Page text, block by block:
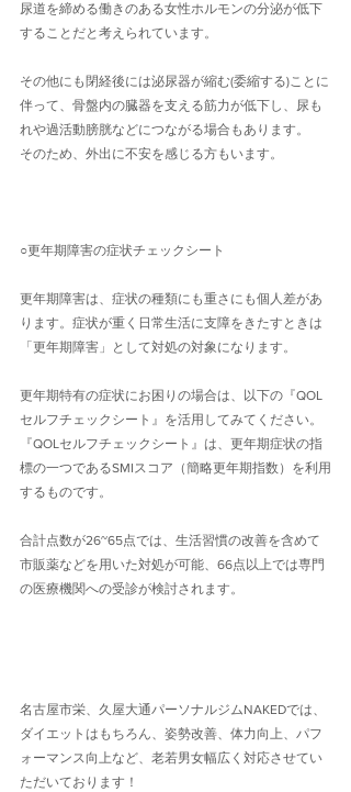
尿道を締める働きのある女性ホルモンの分泌が低下
することだと考えられています。
その他にも閉経後には泌尿器が縮む(委縮する)ことに
伴って、骨盤内の臓器を支える筋力が低下し、尿も
れや過活動膀胱などにつながる場合もあります。
そのため、外出に不安を感じる方もいます。
○更年期障害の症状チェックシート
更年期障害は、症状の種類にも重さにも個人差があ
ります。症状が重く日常生活に支障をきたすときは
「更年期障害」として対処の対象になります。
更年期特有の症状にお困りの場合は、以下の『QOL
セルフチェックシート』を活用してみてください。
『QOLセルフチェックシート』は、更年期症状の指
標の一つであるSMIスコア（簡略更年期指数）を利用
するものです。
合計点数が26~65点では、生活習慣の改善を含めて
市販薬などを用いた対処が可能、66点以上では専門
の医療機関への受診が検討されます。
名古屋市栄、久屋大通パーソナルジムNAKEDでは、
ダイエットはもちろん、姿勢改善、体力向上、パフ
ォーマンス向上など、老若男女幅広く対応させてい
ただいております！